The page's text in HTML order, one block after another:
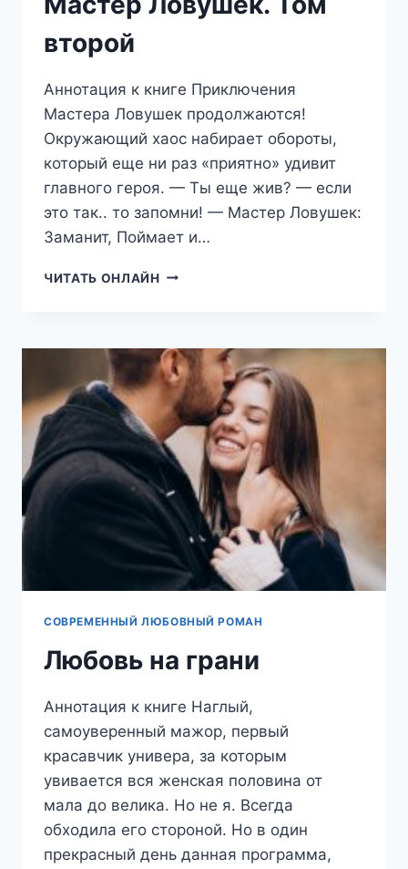
второй
Аннотация к книге Приключения
Мастера Ловушек продолжаются!
Окружающий хаос набирает обороты,
который еще ни раз «приятно» удивит
главного героя. — Ты еще жив? — если
это так.. то запомни! — Мастер Ловушек:
Заманит, Поймает и…
ЧИТАТЬ ОНЛАЙН СИСТЕМА
ТОМ
ВТОРОЙ
СОВРЕМЕННЫЙ ЛЮБОВНЫЙ РОМАН
Любовь на грани
Аннотация к книге Наглый,
самоуверенный мажор, первый
красавчик универа, за которым
увивается вся женская половина от
мала до велика. Но не я. Всегда
обходила его стороной. Но в один
прекрасный день данная программа,